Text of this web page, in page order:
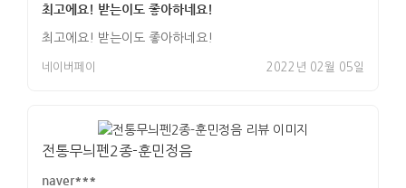
최고에요! 받는이도 좋아하네요!
최고에요! 받는이도 좋아하네요!
네이버페이 2022년 02월 05일
전통무늬펜2종-훈민정음
naver***